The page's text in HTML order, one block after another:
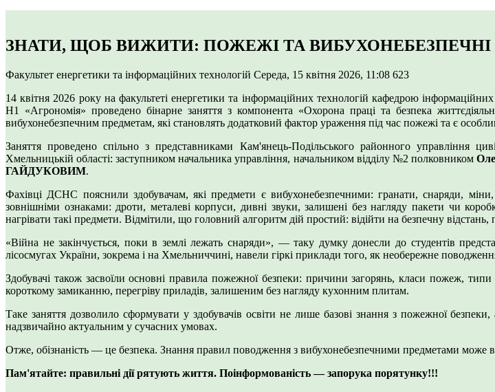
ЗНАТИ, ЩОБ ВИЖИТИ: ПОЖЕЖІ ТА
Факультет енергетики та інформаційних технологій Середа, 15 квітня 2026, 11:08 623
14 квітня 2026 року на факультеті енергетики та інформаційних технологій кафедрою
Н1 «Агрономія» проведено бінарне заняття з компонента «Охорона праці та безпека
вибухонебезпечним предметам, які становлять додатковий фактор ураження під час пожежі та є
Заняття проведено спільно з представниками Кам'янець-Подільського районного управління
Хмельницькій області: заступником начальника управління, начальником відділу №2 полковником
ГАЙДУКОВИМ.
Фахівці ДСНС пояснили здобувачам, які предмети є вибухонебезпечними: гранати, снаряди, міни,
зовнішніми ознаками: дроти, металеві корпуси, дивні звуки, залишені без нагляду пакети чи
нагрівати такі предмети. Відмітили, що головний алгоритм дій простий: відійти на безпечну
«Війна не закінчується, поки в землі лежать снаряди», — таку думку донесли до студентів
лісосмугах України, зокрема і на Хмельниччині, навели гіркі приклади того, як необережне
Здобувачі також засвоїли основні правила пожежної безпеки: причини загорянь, класи пожеж,
короткому замиканню, перегріву приладів, залишеним без нагляду кухонним плитам.
Таке заняття дозволило сформувати у здобувачів освіти не лише базові знання з пожежної
надзвичайно актуальним у сучасних умовах.
Отже, обізнаність — це безпека. Знання правил поводження з вибухонебезпечними предметами може
Пам'ятайте: правильні дії рятують життя. Поінформованість — запорука порятунку!!!